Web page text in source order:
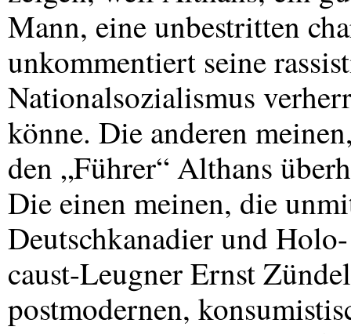
Mann, eine unbestritten
unkommentiert seine
Nationalsozialismus
könne. Die anderen
den „Führer“ Althans
Die einen meinen, die
Deutschkanadier und Holo-
caust-Leugner Ernst
postmodernen,